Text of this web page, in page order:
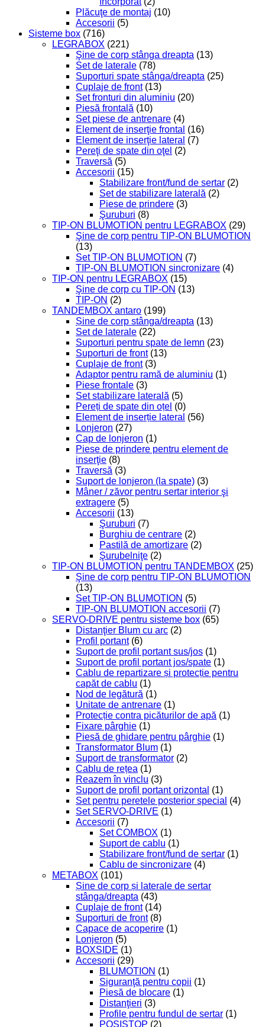
Plăcuţe de montaj (10)
Accesorii (5)
Sisteme box (716)
LEGRABOX (221)
Şine de corp stânga dreapta (13)
Set de laterale (78)
Suporturi spate stânga/dreapta (25)
Cuplaje de front (13)
Set fronturi din aluminiu (20)
Piesă frontală (10)
Set piese de antrenare (4)
Element de inserţie frontal (16)
Element de inserţie lateral (7)
Pereţi de spate din oţel (2)
Traversă (5)
Accesorii (15)
Stabilizare front/fund de sertar (2)
Set de stabilizare laterală (2)
Piese de prindere (3)
Şuruburi (8)
TIP-ON BLUMOTION pentru LEGRABOX (29)
Şine de corp pentru TIP-ON BLUMOTION
(13)
Set TIP-ON BLUMOTION (7)
TIP-ON BLUMOTION sincronizare (4)
TIP-ON pentru LEGRABOX (15)
Şine de corp cu TIP-ON (13)
TIP-ON (2)
TANDEMBOX antaro (199)
Șine de corp stânga/dreapta (13)
Set de laterale (22)
Suporturi pentru spate de lemn (23)
Suporturi de front (13)
Cuplaje de front (3)
Adaptor pentru ramă de aluminiu (1)
Piese frontale (3)
Set stabilizare laterală (5)
Pereți de spate din oțel (0)
Element de inserție lateral (56)
Lonjeron (27)
Cap de lonjeron (1)
Piese de prindere pentru element de
inserţie (8)
Traversă (3)
Suport de lonjeron (la spate) (3)
Mâner / zăvor pentru sertar interior şi
extragere (5)
Accesorii (13)
Şuruburi (7)
Burghiu de centrare (2)
Pastilă de amortizare (2)
Şurubelniţe (2)
TIP-ON BLUMOTION pentru TANDEMBOX (25)
Şine de corp pentru TIP-ON BLUMOTION
(13)
Set TIP-ON BLUMOTION (5)
TIP-ON BLUMOTION accesorii (7)
SERVO-DRIVE pentru sisteme box (65)
Distanţier Blum cu arc (2)
Profil portant (6)
Suport de profil portant sus/jos (1)
Suport de profil portant jos/spate (1)
Cablu de repartizare și protecție pentru
capăt de cablu (1)
Nod de legătură (1)
Unitate de antrenare (1)
Protecție contra picăturilor de apă (1)
Fixare pârghie (1)
Piesă de ghidare pentru pârghie (1)
Transformator Blum (1)
Suport de transformator (2)
Cablu de rețea (1)
Reazem în vinclu (3)
Suport de profil portant orizontal (1)
Set pentru peretele posterior special (4)
Set SERVO-DRIVE (1)
Accesorii (7)
Set COMBOX (1)
Suport de cablu (1)
Stabilizare front/fund de sertar (1)
Cablu de sincronizare (4)
METABOX (101)
Șine de corp și laterale de sertar
stânga/dreapta (43)
Cuplaje de front (14)
Suporturi de front (8)
Capace de acoperire (1)
Lonjeron (5)
BOXSIDE (1)
Accesorii (29)
BLUMOTION (1)
Siguranţă pentru copii (1)
Piesă de blocare (1)
Distanţieri (3)
Profile pentru fundul de sertar (1)
POSISTOP (2)